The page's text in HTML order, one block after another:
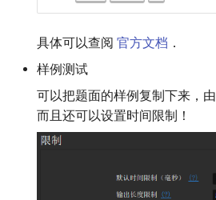
具体可以查阅 官方文档 ．
样例测试
可以把题面的样例复制下来，
而且还可以设置时间限制！